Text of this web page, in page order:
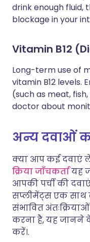
drink enough fluid,
blockage in your
Vitamin B12
Long-term use of
vitamin B12 levels.
(such as meat,
doctor about
अन्य दवाओं
क्या आप कई दवाएं ले
क्रिया जाँचकर्तायह
आपकी पर्ची की
सप्लीमेंट्स एक साथ
संभावित
करना है, यह जानने
करें।.